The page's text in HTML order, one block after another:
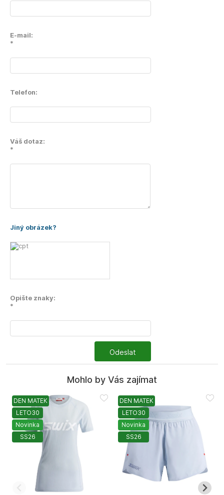
E-mail:
*
Telefon:
Váš dotaz:
*
Jiný obrázek?
Opište znaky:
*
Odeslat
Mohlo by Vás zajímat
DEN MATEK
LETO30
Novinka
SS26
DEN MATEK
LETO30
Novinka
SS26